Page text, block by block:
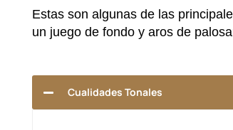
Estas son algunas de las
un juego de fondo y aros de
Cualidades Tonales